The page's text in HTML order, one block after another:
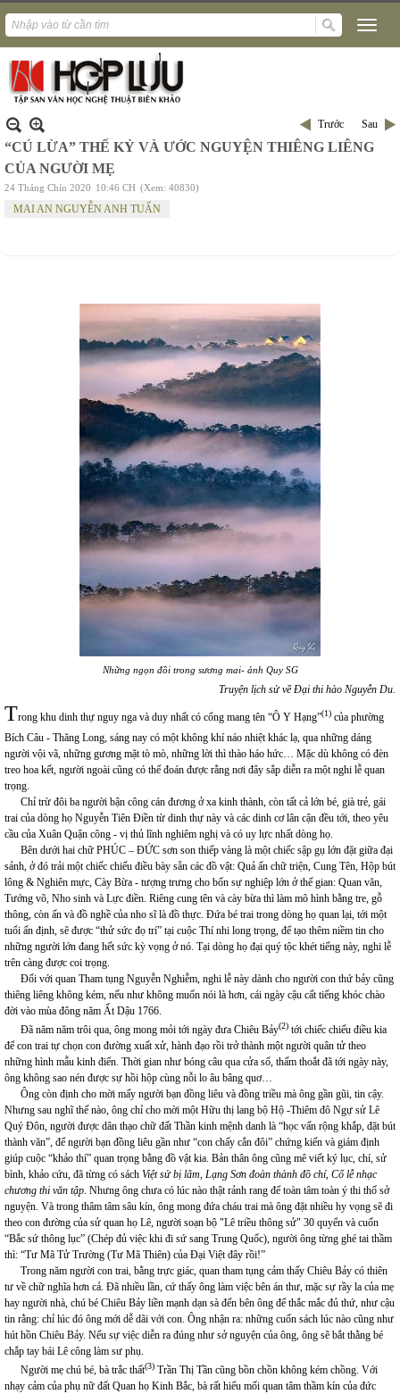
Trước Sau
“CÚ LỪA” THẾ KỶ VÀ ƯỚC NGUYỆN THIÊNG LIÊNG
CỦA NGƯỜI MẸ
24 Tháng Chín 2020 10:46 CH (Xem: 40830)
MAI AN NGUYỄN ANH TUẤN
Những ngọn đồi trong sương mai- ảnh Quy SG
Truyện lịch sử về Đại thi hào Nguyễn Du.
Trong khu dinh thự nguy nga và duy nhất có cổng mang tên “Ô Y Hạng”(1) của phường
Bích Câu - Thăng Long, sáng nay có một không khí náo nhiệt khác lạ, qua những dáng
người vội vã, những gương mặt tò mò, những lời thì thào háo hức… Mặc dù không có đèn
treo hoa kết, người ngoài cũng có thể đoán được rằng nơi đây sắp diễn ra một nghi lễ quan
trọng.
Chỉ trừ đôi ba người bận công cán đương ở xa kinh thành, còn tất cả lớn bé, già trẻ, gái
trai của dòng họ Nguyễn Tiên Điền từ dinh thự này và các dinh cơ lân cận đều tới, theo yêu
cầu của Xuân Quận công - vị thủ lĩnh nghiêm nghị và có uy lực nhất dòng họ.
Bên dưới hai chữ PHÚC – ĐỨC sơn son thiếp vàng là một chiếc sập gụ lớn đặt giữa đại
sảnh, ở đó trải một chiếc chiếu điều bày sẵn các đồ vật: Quả ấn chữ triện, Cung Tên, Hộp bút
lông & Nghiên mực, Cày Bừa - tượng trưng cho bốn sự nghiệp lớn ở thế gian: Quan văn,
Tướng võ, Nho sinh và Lực điền. Riêng cung tên và cày bừa thì làm mô hình bằng tre, gỗ
thông, còn ấn và đồ nghề của nho sĩ là đồ thực. Đứa bé trai trong dòng họ quan lại, tới một
tuổi ấn định, sẽ được “thử sức đọ trí” tại cuộc Thí nhi long trọng, để tạo thêm niềm tin cho
những người lớn đang hết sức kỳ vọng ở nó. Tại dòng họ đại quý tộc khét tiếng này, nghi lễ
trên càng được coi trọng.
Đối với quan Tham tụng Nguyễn Nghiễm, nghi lễ này dành cho người con thứ bảy cũng
thiêng liêng không kém, nếu như không muốn nói là hơn, cái ngày cậu cất tiếng khóc chào
đời vào mùa đông năm Ất Dậu 1766.
Đã năm năm trôi qua, ông mong mỏi tới ngày đưa Chiêu Bảy(2) tới chiếc chiếu điều kia
để con trai tự chọn con đường xuất xử, hành đạo rồi trở thành một người quân tử theo
những hình mẫu kinh điển. Thời gian như bóng câu qua cửa sổ, thấm thoắt đã tới ngày này,
ông không sao nén được sự hồi hộp cùng nỗi lo âu bâng quơ…
Ông còn định cho mời mấy người bạn đồng liêu và đồng triều mà ông gần gũi, tin cậy.
Nhưng sau nghĩ thế nào, ông chỉ cho mời một Hữu thị lang bộ Hộ -Thiêm đô Ngự sử Lê
Quý Đôn, người được dân thạo chữ đất Thần kinh mệnh danh là “học vấn rộng khắp, đặt bút
thành văn”, để người bạn đồng liêu gần như “con chấy cắn đôi” chứng kiến và giám định
giúp cuộc “khảo thí” quan trọng bằng đồ vật kia. Bản thân ông cũng mê viết ký lục, chí, sử
bình, khảo cứu, đã từng có sách Việt sử bị lãm, Lạng Sơn đoàn thành đồ chí, Cổ lễ nhạc
chương thi văn tập. Nhưng ông chưa có lúc nào thật rảnh rang để toàn tâm toàn ý thi thố sở
nguyện. Và trong thâm tâm sâu kín, ông mong đứa cháu trai mà ông đặt nhiều hy vọng sẽ đi
theo con đường của sử quan họ Lê, người soạn bộ "Lê triều thông sử" 30 quyển và cuốn
“Bắc sứ thông lục” (Chép đủ việc khi đi sứ sang Trung Quốc), người ông từng ghé tai thầm
thì: “Tư Mã Tử Trường (Tư Mã Thiên) của Đại Việt đây rồi!”
Trong năm người con trai, bằng trực giác, quan tham tụng cảm thấy Chiêu Bảy có thiên
tư về chữ nghĩa hơn cả. Đã nhiều lần, cứ thấy ông làm việc bên án thư, mặc sự rầy la của mẹ
hay người nhà, chú bé Chiêu Bảy liền mạnh dạn sà đến bên ông để thắc mắc đủ thứ, như cậu
tin rằng: chỉ lúc đó ông mới dễ dãi với con. Ông nhận ra: những cuốn sách lúc nào cũng như
hút hồn Chiêu Bảy. Nếu sự việc diễn ra đúng như sở nguyện của ông, ông sẽ bắt thằng bé
chắp tay bái Lê công làm sư phụ.
Người mẹ chú bé, bà trắc thất(3) Trần Thị Tần cũng bồn chồn không kém chồng. Với
nhạy cảm của phụ nữ đất Quan họ Kinh Bắc, bà rất hiểu mối quan tâm thầm kín của đức